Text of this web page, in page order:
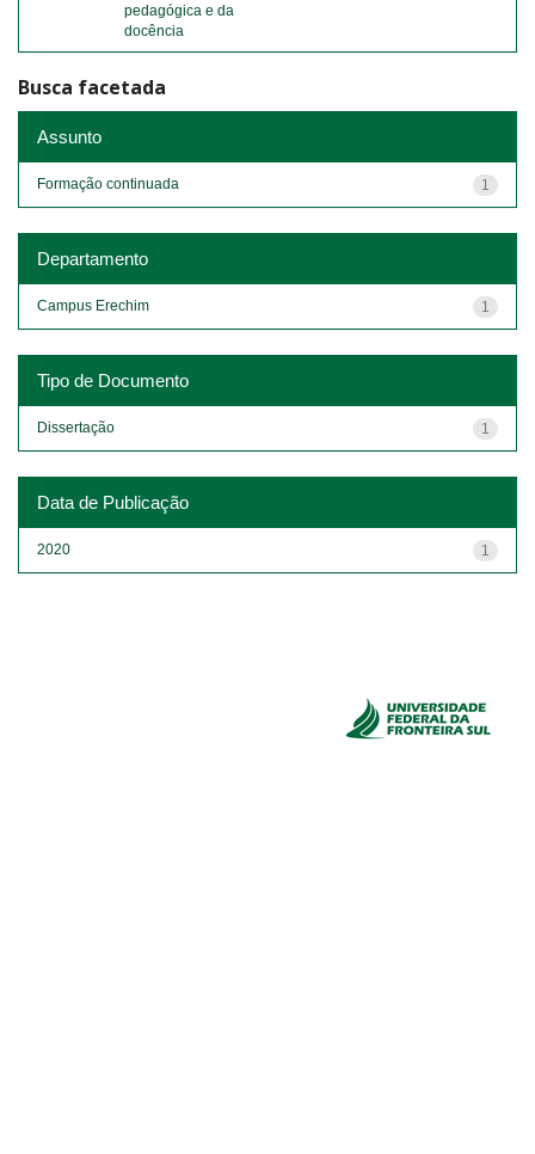
pedagógica e da
docência
Busca facetada
Assunto
1
Formação continuada
Departamento
1
Campus Erechim
Tipo de Documento
1
Dissertação
Data de Publicação
1
2020